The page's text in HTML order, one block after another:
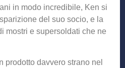
in modo incredibile, Ken si
del suo socio, e la
mostri e supersoldati che ne
prodotto davvero strano nel